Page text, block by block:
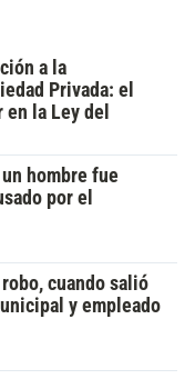
a la
Privada: el
la Ley del
hombre fue
por el
cuando salió
y empleado